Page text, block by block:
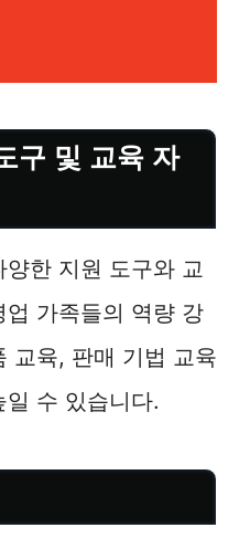
구 및 교육 자
한 지원 도구와 교
가족들의 역량 강
교육, 판매 기법 교육
수 있습니다.